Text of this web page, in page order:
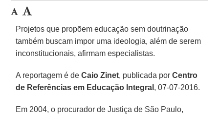
Projetos que propõem educação sem doutrinação
também buscam impor uma ideologia, além de serem
inconstitucionais, afirmam especialistas.
A reportagem é de Caio Zinet, publicada porCentro
de Referências em Educação Integral , 07-07-2016.
Em 2004, o procurador de Justiça de São Paulo,